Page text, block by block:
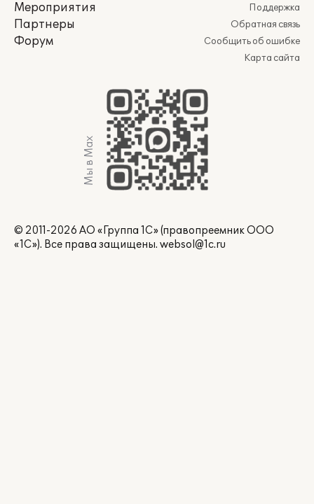
Мероприятия
Партнеры
Форум
Поддержка
Обратная связь
Сообщить об ошибке
Карта сайта
Мы в Max
© 2011-2026 АО «Группа 1С» (правопреемник ООО
«1С»). Все права защищены. websol@1c.ru